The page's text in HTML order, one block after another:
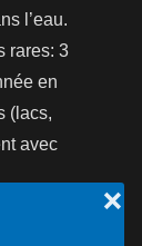
❌
l’eau.
rares: 3
en
(lacs,
avec